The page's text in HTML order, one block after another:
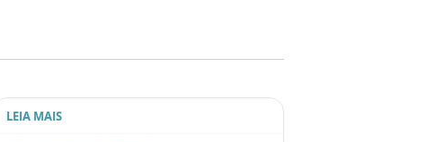
LEIA MAIS